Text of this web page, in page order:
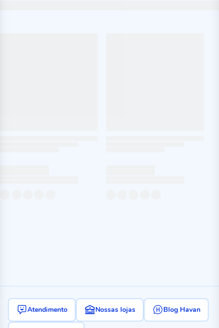
Atendimento Nossas lojas Blog Havan